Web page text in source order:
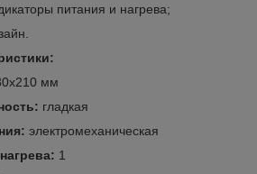
питания и нагрева;
мм
гладкая
электромеханическая
1